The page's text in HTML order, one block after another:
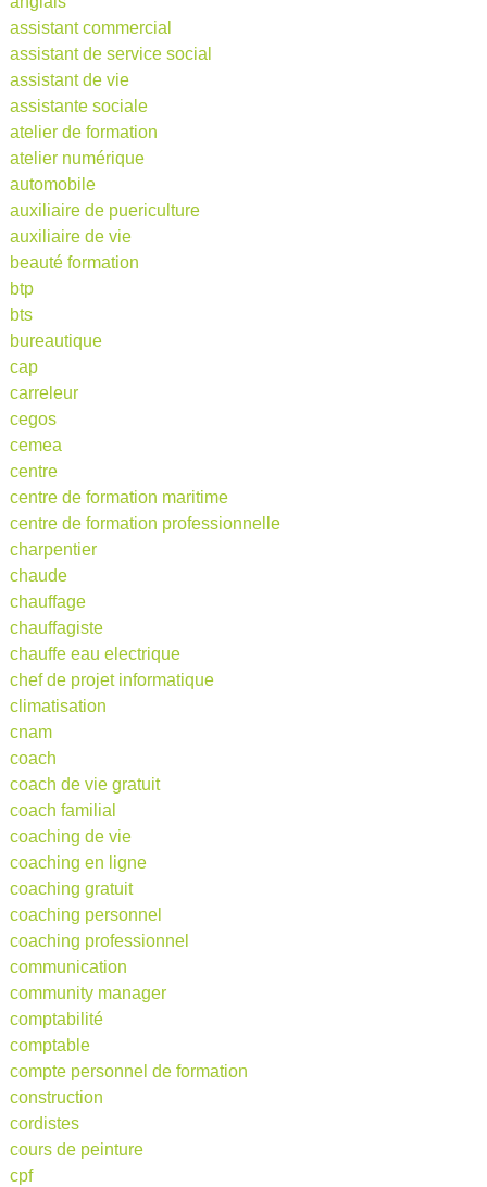
assistant commercial
assistant de service social
assistant de vie
assistante sociale
atelier de formation
atelier numérique
automobile
auxiliaire de puericulture
auxiliaire de vie
beauté formation
btp
bts
bureautique
cap
carreleur
cegos
cemea
centre
centre de formation maritime
centre de formation professionnelle
charpentier
chaude
chauffage
chauffagiste
chauffe eau electrique
chef de projet informatique
climatisation
cnam
coach
coach de vie gratuit
coach familial
coaching de vie
coaching en ligne
coaching gratuit
coaching personnel
coaching professionnel
communication
community manager
comptabilité
comptable
compte personnel de formation
construction
cordistes
cours de peinture
cpf